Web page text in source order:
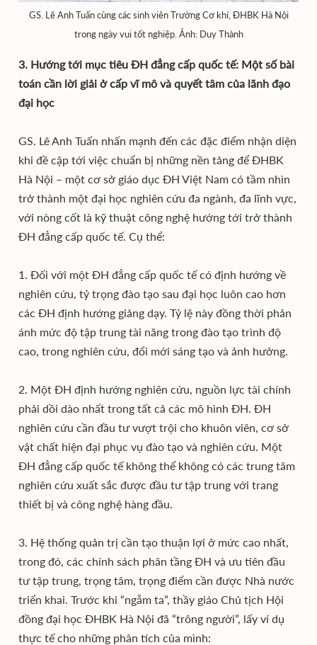
GS. Lê Anh Tuấn cùng các sinh viên Trường Cơ khí, ĐHBK Hà Nội
trong ngày vui tốt nghiệp. Ảnh: Duy Thành
3. Hướng tới mục tiêu ĐH đẳng cấp quốc tế: Một số bài
toán cần lời giải ở cấp vĩ mô và quyết tâm của lãnh đạo
đại học
GS. Lê Anh Tuấn nhấn mạnh đến các đặc điểm nhận diện
khi đề cập tới việc chuẩn bị những nền tảng để ĐHBK
Hà Nội – một cơ sở giáo dục ĐH Việt Nam có tầm nhìn
trở thành một đại học nghiên cứu đa ngành, đa lĩnh vực,
với nòng cốt là kỹ thuật công nghệ hướng tới trở thành
ĐH đẳng cấp quốc tế. Cụ thể:
1. Đối với một ĐH đẳng cấp quốc tế có định hướng về
nghiên cứu, tỷ trọng đào tạo sau đại học luôn cao hơn
các ĐH định hướng giảng dạy. Tỷ lệ này đồng thời phản
ánh mức độ tập trung tài năng trong đào tạo trình độ
cao, trong nghiên cứu, đổi mới sáng tạo và ảnh hưởng.
2. Một ĐH định hướng nghiên cứu, nguồn lực tài chính
phải dồi dào nhất trong tất cả các mô hình ĐH. ĐH
nghiên cứu cần đầu tư vượt trội cho khuôn viên, cơ sở
vật chất hiện đại phục vụ đào tạo và nghiên cứu. Một
ĐH đẳng cấp quốc tế không thể không có các trung tâm
nghiên cứu xuất sắc được đầu tư tập trung với trang
thiết bị và công nghệ hàng đầu.
3. Hệ thống quản trị cần tạo thuận lợi ở mức cao nhất,
trong đó, các chính sách phân tầng ĐH và ưu tiên đầu
tư tập trung, trọng tâm, trọng điểm cần được Nhà nước
triển khai. Trước khi “ngẫm ta”, thầy giáo Chủ tịch Hội
đồng đại học ĐHBK Hà Nội đã “trông người”, lấy ví dụ
thực tế cho những phân tích của mình: